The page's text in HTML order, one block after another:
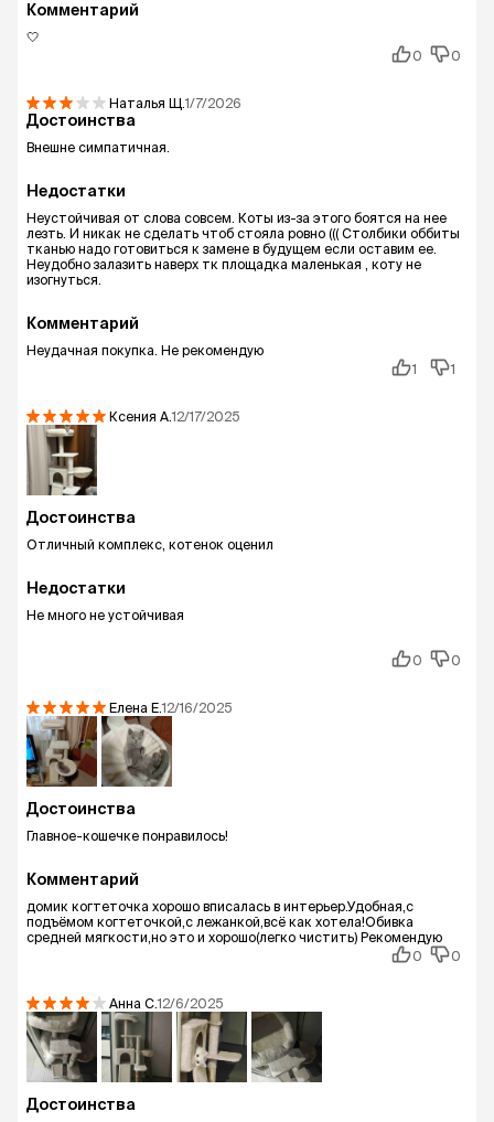
Комментарий
🤍
0
0
Наталья Щ.1/7/2026
Достоинства
Внешне симпатичная.
Недостатки
Неустойчивая от слова совсем. Коты из-за этого боятся на нее
лезть. И никак не сделать чтоб стояла ровно ((( Столбики оббиты
тканью надо готовиться к замене в будущем если оставим ее.
Неудобно залазить наверх тк площадка маленькая , коту не
изогнуться.
Комментарий
Неудачная покупка. Не рекомендую
1
1
Ксения А.12/17/2025
Достоинства
Отличный комплекс, котенок оценил
Недостатки
Не много не устойчивая
0 0
Елена Е.12/16/2025
Достоинства
Главное-кошечке понравилось!
Комментарий
домик когтеточка хорошо вписалась в интерьер.Удобная,с
подъёмом когтеточкой,с лежанкой,всё как хотела!Обивка
средней мягкости,но это и хорошо(легко чистить) Рекомендую
0
0
Анна С.12/6/2025
Достоинства